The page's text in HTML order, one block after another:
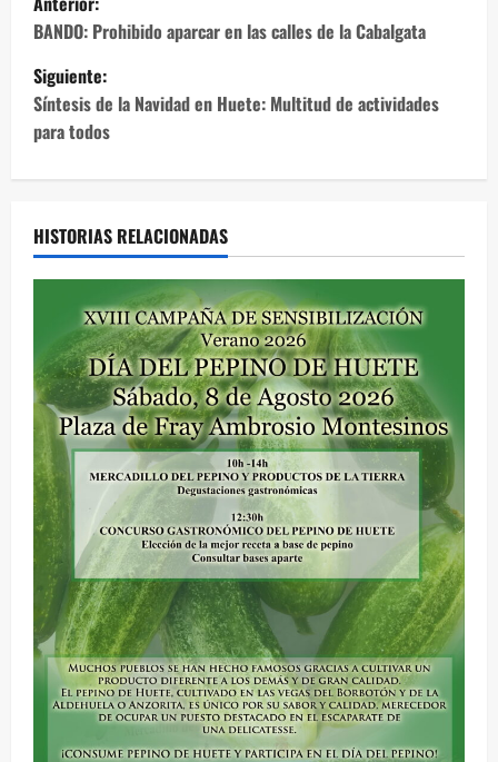
a
v
e
g
a
c
ó
n
d
e
e
n
t
r
BANDO: Prohibido aparcar en las calles de la Cabalgata
Siguiente:
Síntesis de la Navidad en Huete: Multitud de actividades
para todos
HISTORIAS RELACIONADAS